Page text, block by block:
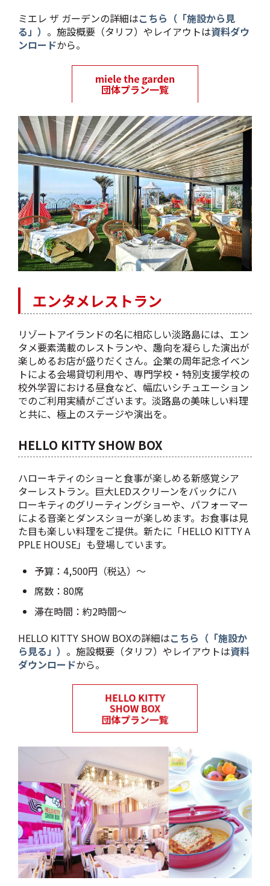
ミエレ ザ ガーデンの詳細はこちら（「施設から見
る」） 。施設概要（タリフ）やレイアウトは資料ダウ
ンロードから。
エンタメレストラン
リゾートアイランドの名に相応しい淡路島には、エン
タメ要素満載のレストランや、趣向を凝らした演出が
楽しめるお店が盛りだくさん。企業の周年記念イベン
トによる会場貸切利用や、専門学校・特別支援学校の
校外学習における昼食など、幅広いシチュエーション
でのご利用実績がございます。淡路島の美味しい料理
と共に、極上のステージや演出を。
HELLO KITTY SHOW BOX
ハローキティのショーと食事が楽しめる新感覚シア
ターレストラン。巨大LEDスクリーンをバックにハ
ローキティのグリーティングショーや、パフォーマー
による音楽とダンスショーが楽しめます。お食事は見
た目も楽しい料理をご提供。新たに「HELLO KITTY A
PPLE HOUSE」も登場しています。
予算：4,500円（税込）～
席数：80席
滞在時間：約2時間～
HELLO KITTY SHOW BOXの詳細はこちら（「施設か
ら見る」） 。施設概要（タリフ）やレイアウトは資料
ダウンロードから。